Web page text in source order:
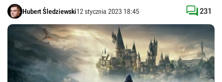
Hubert Śledziewski12 stycznia 2023 18:45 231